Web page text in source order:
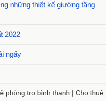
những thiết kế giường tầng
2022
ngấy
phòng trọ bình thạnh | Cho thuê